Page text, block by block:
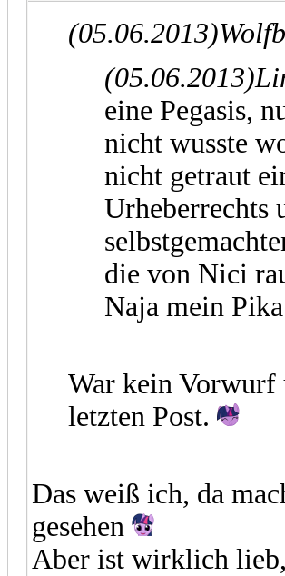
(05.06.2013)
(05.06.2013)
eine Pegasis,
nicht wusste
nicht getraut
Urheberrechts
die von Nici
Naja mein
War kein Vorwurf
letzten Post.
Das weiß ich, da
gesehen
Aber ist wirklich